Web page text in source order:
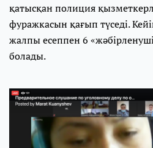
қатысқан полиция
фуражкасын қағып түседі.
жалпы есеппен 6
болады.